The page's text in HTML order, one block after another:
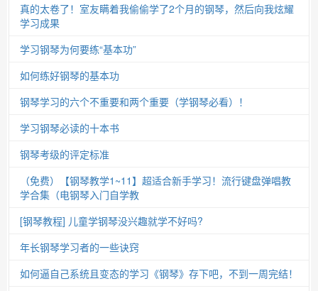
真的太卷了！室友瞒着我偷偷学了2个月的钢琴，然后向我炫耀
学习成果
学习钢琴为何要练“基本功”
如何练好钢琴的基本功
钢琴学习的六个不重要和两个重要（学钢琴必看）！
学习钢琴必读的十本书
钢琴考级的评定标准
（免费）【钢琴教学1~11】超适合新手学习！流行键盘弹唱教
学合集（电钢琴入门自学教
[钢琴教程] 儿童学钢琴没兴趣就学不好吗?
年长钢琴学习者的一些诀窍
如何逼自己系统且变态的学习《钢琴》存下吧，不到一周完结！